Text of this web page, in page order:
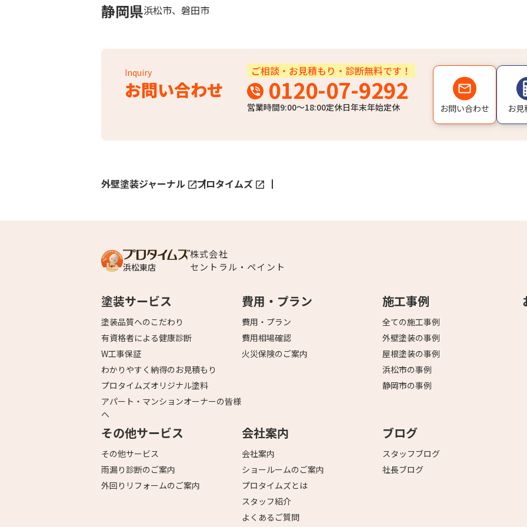
静岡県浜松市、磐田市
お問い合わせ
Inquiry ご相談・お見積もり・診断無料です！
0120-07-9292
営業時間9:00〜18:00定休日年末年始定休 お問い合わせ お見
外壁塗装ジャーナル プロタイムズ
浜松東店
株式会社
セントラル・ペイント
塗装サービス
塗装品質へのこだわり
有資格者による健康診断
W工事保証
わかりやすく納得のお見積もり
プロタイムズオリジナル塗料
アパート・マンションオーナーの皆様
へ
費用・プラン
費用・プラン
費用相場確認
火災保険のご案内
施工事例
全ての施工事例
外壁塗装の事例
屋根塗装の事例
浜松市の事例
静岡市の事例
その他サービス
その他サービス
雨漏り診断のご案内
外回りリフォームのご案内
会社案内
会社案内
ショールームのご案内
プロタイムズとは
スタッフ紹介
よくあるご質問
ブログ
スタッフブログ
社長ブログ